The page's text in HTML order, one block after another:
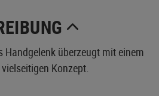
überzeugt mit einem
Konzept.